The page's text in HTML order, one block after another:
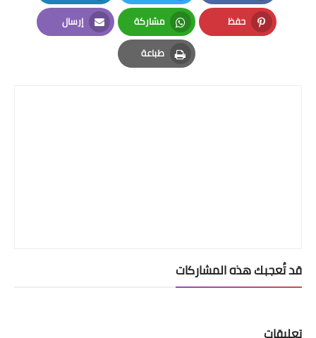
Facebook
Twitter
LinkedIn
حفظ
Pinterest
مشاركة
Whatsapp
إرسال
Email
طباعة
Print
قد تُعجبك هذه المشاركات